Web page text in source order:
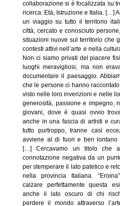
collaborazione si è focalizzata su
ricerca: Età, Istruzione e Italia. […]
un viaggio su tutto il territorio
città, cercato e conosciuto
situazioni nuove sul territorio che
contesti attivi nell’arte e nella
Non ci siamo privati del piacere
luoghi meravigliosi, ma non
documentare il paesaggio.
che le persone ci hanno
visto nelle loro invenzioni e nelle
generosità, passione e impegno,
giovani, dove è quasi ovvio
anche in una fascia di artisti e
tutto purtroppo, tranne casi
avviene al di fuori e ben lontano
[…] Cercavamo un titolo che
connotazione negativa da un
per stemperare il lato patetico e
nella provincia Italiana.
calzare perfettamente questa
anche il lato oscuro di chi
perdere il mondo attraverso